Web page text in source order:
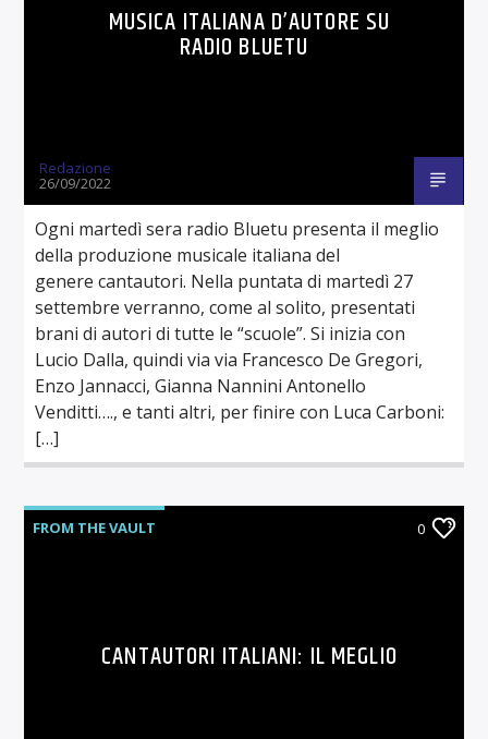
MUSICA ITALIANA D’AUTORE SU
RADIO BLUETU
Redazione
26/09/2022
Ogni martedì sera radio Bluetu presenta il meglio
della produzione musicale italiana del
genere cantautori. Nella puntata di martedì 27
settembre verranno, come al solito, presentati
brani di autori di tutte le “scuole”. Si inizia con
Lucio Dalla, quindi via via Francesco De Gregori,
Enzo Jannacci, Gianna Nannini Antonello
Venditti…., e tanti altri, per finire con Luca Carboni:
[…]
FROM THE VAULT 0
CANTAUTORI ITALIANI: IL MEGLIO